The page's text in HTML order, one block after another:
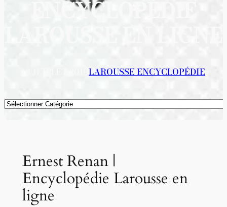
ENCYCLOPÉDIE
LAROUSSE ENCYCLOPÉDIE
Catégories
Ernest Renan |
Encyclopédie Larousse en
ligne